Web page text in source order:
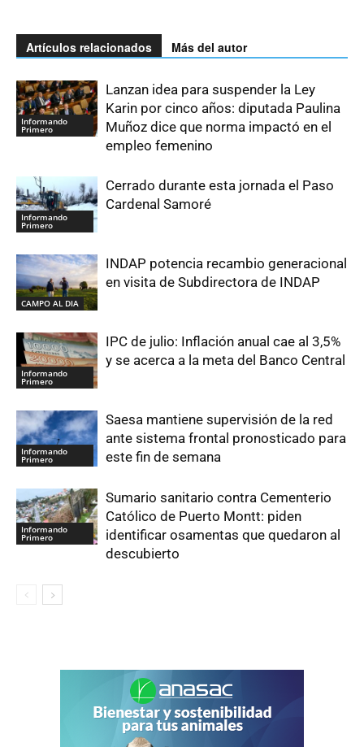
Artículos relacionados Más del autor
Informando
Primero
Lanzan idea para suspender la Ley
Karin por cinco años: diputada Paulina
Muñoz dice que norma impactó en el
empleo femenino
Informando
Primero
Cerrado durante esta jornada el Paso
Cardenal Samoré
CAMPO AL DIA
INDAP potencia recambio generacional
en visita de Subdirectora de INDAP
Informando
Primero
IPC de julio: Inflación anual cae al 3,5%
y se acerca a la meta del Banco Central
Informando
Primero
Saesa mantiene supervisión de la red
ante sistema frontal pronosticado para
este fin de semana
Informando
Primero
Sumario sanitario contra Cementerio
Católico de Puerto Montt: piden
identificar osamentas que quedaron al
descubierto